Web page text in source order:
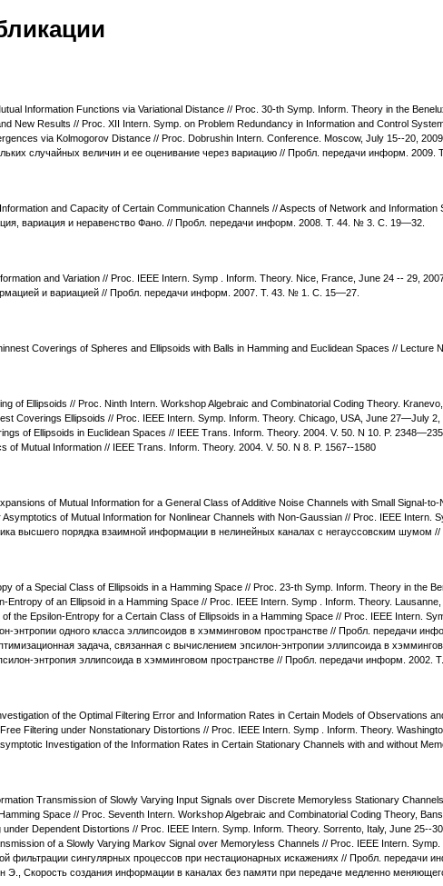
Information Functions via Variational Distance // Proc. 30-th Symp. Inform. Theory in the
New Results // Proc. XII Intern. Symp. on Problem Redundancy in Information and Control
via Kolmogorov Distance // Proc. Dobrushin Intern. Conference. Moscow, July 15--20,
случайных величин и ее оценивание через вариацию // Пробл. передачи информ.
and Capacity of Certain Communication Channels // Aspects of Network and Information
вариация и неравенство Фано. // Пробл. передачи информ. 2008. Т. 44. № 3. С. 19—32.
and Variation // Proc. IEEE Intern. Symp . Inform. Theory. Nice, France, June 24 -- 29,
и вариацией // Пробл. передачи информ. 2007. Т. 43. № 1. С. 15—27.
Coverings of Spheres and Ellipsoids with Balls in Hamming and Euclidean Spaces // Lecture
of Ellipsoids // Proc. Ninth Intern. Workshop Algebraic and Combinatorial Coding Theory.
Coverings Ellipsoids // Proc. IEEE Intern. Symp. Inform. Theory. Chicago, USA, June 27—July 2,
of Ellipsoids in Euclidean Spaces // IEEE Trans. Inform. Theory. 2004. V. 50. N 10. P.
of Mutual Information // IEEE Trans. Inform. Theory. 2004. V. 50. N 8. P. 1567--1580
of Mutual Information for a General Class of Additive Noise Channels with Small
of Mutual Information for Nonlinear Channels with Non-Gaussian // Proc. IEEE Intern.
высшего порядка взаимной информации в нелинейных каналах с негауссовским
of a Special Class of Ellipsoids in a Hamming Space // Proc. 23-th Symp. Inform. Theory in the
Entropy of an Ellipsoid in a Hamming Space // Proc. IEEE Intern. Symp . Inform. Theory.
the Epsilon-Entropy for a Certain Class of Ellipsoids in a Hamming Space // Proc. IEEE Intern.
энтропии одного класса эллипсоидов в хэмминговом пространстве // Пробл. передачи
задача, связанная с вычислением эпсилон-энтропии эллипсоида в
энтропия эллипсоида в хэмминговом пространстве // Пробл. передачи информ. 2002.
of the Optimal Filtering Error and Information Rates in Certain Models of Observations
Filtering under Nonstationary Distortions // Proc. IEEE Intern. Symp . Inform. Theory.
Investigation of the Information Rates in Certain Stationary Channels with and without
Transmission of Slowly Varying Input Signals over Discrete Memoryless Stationary
Space // Proc. Seventh Intern. Workshop Algebraic and Combinatorial Coding Theory,
Dependent Distortions // Proc. IEEE Intern. Symp. Inform. Theory. Sorrento, Italy, June 25--
of a Slowly Varying Markov Signal over Memoryless Channels // Proc. IEEE Intern.
сингулярных процессов при нестационарных искажениях // Пробл. передачи
Скорость создания информации в каналах без памяти при передаче медленно